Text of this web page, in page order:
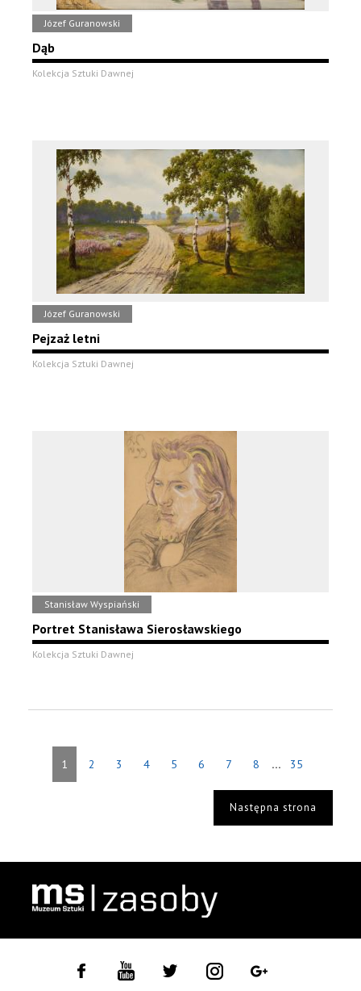
Józef Guranowski
Dąb
Kolekcja Sztuki Dawnej
Józef Guranowski
Pejzaż letni
Kolekcja Sztuki Dawnej
Stanisław Wyspiański
Portret Stanisława Sierosławskiego
Kolekcja Sztuki Dawnej
1 2 3 4 5 6 7 8 ... 35
Następna strona